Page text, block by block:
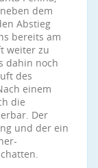
dem
Abstieg
bereits am
weiter zu
dahin noch
des
einem
die
Der
und der ein